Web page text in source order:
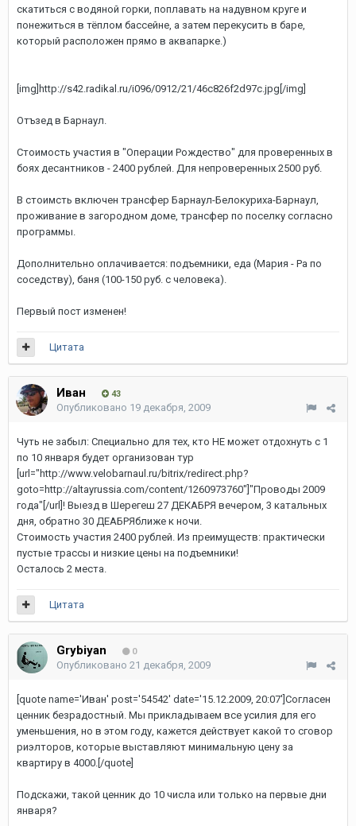
скатиться с водяной горки, поплавать на надувном круге и
понежиться в тёплом бассейне, а затем перекусить в баре,
который расположен прямо в аквапарке.)
[img]http://s42.radikal.ru/i096/0912/21/46c826f2d97c.jpg[/img]
Отъзед в Барнаул.
Стоимость участия в "Операции Рождество" для проверенных в
боях десантников - 2400 рублей. Для непроверенных 2500 руб.
В стоимсть включен трансфер Барнаул-Белокуриха-Барнаул,
проживание в загородном доме, трансфер по поселку согласно
программы.
Дополнительно оплачивается: подъемники, еда (Мария - Ра по
соседству), баня (100-150 руб. с человека).
Первый пост изменен!
Цитата
Иван 43
Опубликовано 19 декабря, 2009
Чуть не забыл: Специально для тех, кто НЕ может отдохнуть с 1
по 10 января будет организован тур
[url="http://www.velobarnaul.ru/bitrix/redirect.php?
goto=http://altayrussia.com/content/1260973760"]"Проводы 2009
года"[/url] ! Выезд в Шерегеш 27 ДЕКАБРЯ вечером, 3 катальных
дня, обратно 30 ДЕАБРЯближе к ночи.
Стоимость участия 2400 рублей. Из преимуществ: практически
пустые трассы и низкие цены на подъемники!
Осталось 2 места.
Цитата
Grybiyan 0
Опубликовано 21 декабря, 2009
[quote name='Иван' post='54542' date='15.12.2009, 20:07']Согласен
ценник безрадостный. Мы прикладываем все усилия для его
уменьшения, но в этом году, кажется действует какой то сговор
риэлторов, которые выставляют минимальную цену за
квартиру в 4000.[/quote]
Подскажи, такой ценник до 10 числа или только на первые дни
января?